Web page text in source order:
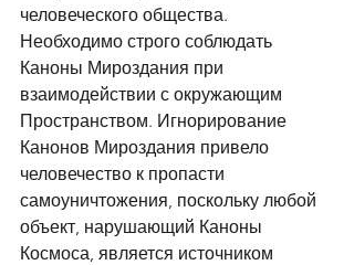
человеческого общества.
Необходимо строго соблюдать
Каноны Мироздания при
взаимодействии с окружающим
Пространством. Игнорирование
Канонов Мироздания привело
человечество к пропасти
самоуничтожения, поскольку любой
объект, нарушающий Каноны
Космоса, является источником